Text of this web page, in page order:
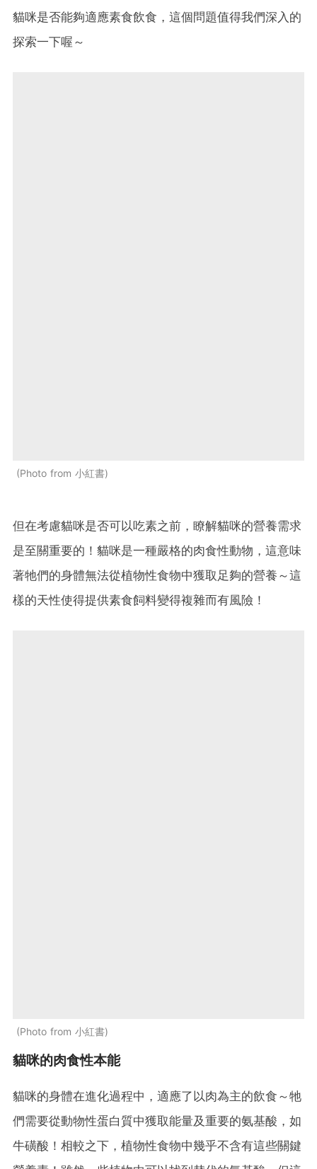
貓咪是否能夠適應素食飲食，這個問題值得我們深入的
探索一下喔～
Photo from 小紅書
但在考慮貓咪是否可以吃素之前，瞭解貓咪的營養需求
是至關重要的！貓咪是一種嚴格的肉食性動物，這意味
著牠們的身體無法從植物性食物中獲取足夠的營養～這
樣的天性使得提供素食飼料變得複雜而有風險！
Photo from 小紅書
貓咪的肉食性本能
貓咪的身體在進化過程中，適應了以肉為主的飲食～牠
們需要從動物性蛋白質中獲取能量及重要的氨基酸，如
牛磺酸！相較之下，植物性食物中幾乎不含有這些關鍵